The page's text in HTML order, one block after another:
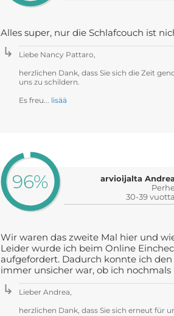
Alles super, nur die Schlafcouch ist
Liebe Nancy Pattaro,
herzlichen Dank, dass Sie sich die Zeit
uns zu schildern.
Es freu... lisää
96%
arvioijalta
30-39 vuotta
Wir waren das zweite Mal hier und
Leider wurde ich beim Online
aufgefordert. Dadurch konnte ich
immer unsicher war, ob ich nochmals
Lieber Andrea,
herzlichen Dank, dass Sie sich erneut für